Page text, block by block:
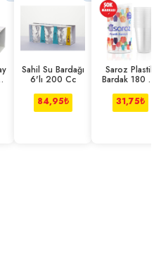
Sahil Su Bardağı
6'lı 200 Cc
84,95₺
Saroz Plastik
Bardak 180 Cc
31,75₺